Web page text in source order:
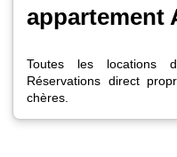
appartement
Toutes les locations
Réservations direct
chères.